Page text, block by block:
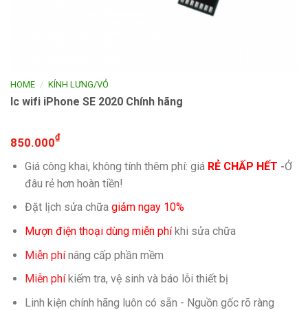
HOME / KÍNH LƯNG/VỎ
Ic wifi iPhone SE 2020 Chính hãng
850.000₫
Giá công khai, không tính thêm phí: giá RẺ CHẤP HẾT -Ở
đâu rẻ hơn hoàn tiền!
Đặt lịch sửa chữa giảm ngay 10%
Mượn điện thoại dùng miễn phíkhi sửa chữa
Miễn phínâng cấp phần mềm
Miễn phíkiếm tra, vệ sinh và báo lỗi thiết bị
Linh kiện chính hãng luôn có sẵn - Nguồn gốc rõ ràng